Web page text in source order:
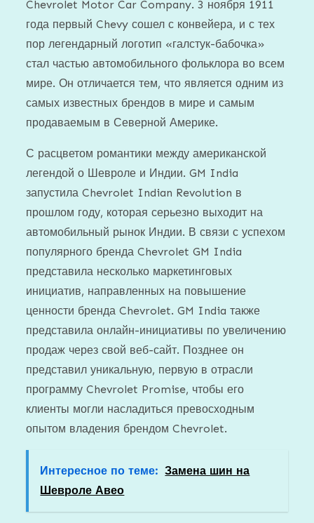
Chevrolet Motor Car Company. 3 ноября 1911
года первый Chevy сошел с конвейера, и с тех
пор легендарный логотип «галстук-бабочка»
стал частью автомобильного фольклора во всем
мире. Он отличается тем, что является одним из
самых известных брендов в мире и самым
продаваемым в Северной Америке.
С расцветом романтики между американской
легендой о Шевроле и Индии. GM India
запустила Chevrolet Indian Revolution в
прошлом году, которая серьезно выходит на
автомобильный рынок Индии. В связи с успехом
популярного бренда Chevrolet GM India
представила несколько маркетинговых
инициатив, направленных на повышение
ценности бренда Chevrolet. GM India также
представила онлайн-инициативы по увеличению
продаж через свой веб-сайт. Позднее он
представил уникальную, первую в отрасли
программу Chevrolet Promise, чтобы его
клиенты могли насладиться превосходным
опытом владения брендом Chevrolet.
Интересное по теме: Замена шин на
Шевроле Авео